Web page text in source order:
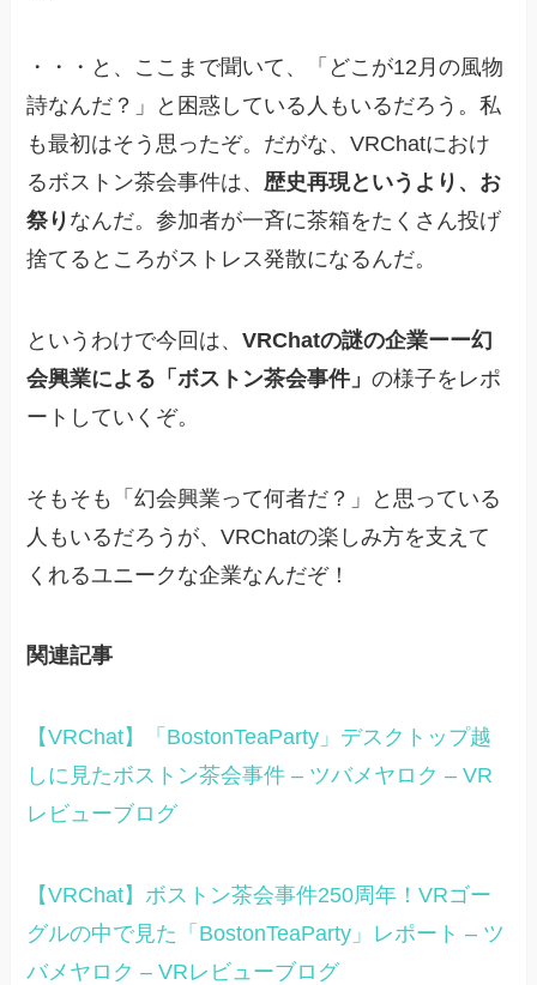
・・・と、ここまで聞いて、「どこが12月の風物
詩なんだ？」と困惑している人もいるだろう。私
も最初はそう思ったぞ。だがな、VRChatにおけ
るボストン茶会事件は、 歴史再現というより、お
祭り なんだ。参加者が一斉に茶箱をたくさん投げ
捨てるところがストレス発散になるんだ。
というわけで今回は、VRChatの謎の企業ーー幻
会興業による「ボストン茶会事件」の様子をレポ
ートしていくぞ。
そもそも「幻会興業って何者だ？」と思っている
人もいるだろうが、VRChatの楽しみ方を支えて
くれるユニークな企業なんだぞ！
関連記事
【VRChat】「BostonTeaParty」デスクトップ越
しに見たボストン茶会事件 – ツバメヤロク – VR
レビューブログ
【VRChat】ボストン茶会事件250周年！VRゴー
グルの中で見た「BostonTeaParty」レポート – ツ
バメヤロク – VRレビューブログ